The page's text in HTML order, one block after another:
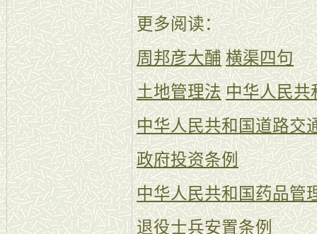
更多阅读：
周邦彦大酺 横渠四句
土地管理法 中华人民共
中华人民共和国道路交
政府投资条例
中华人民共和国药品管
退役士兵安置条例